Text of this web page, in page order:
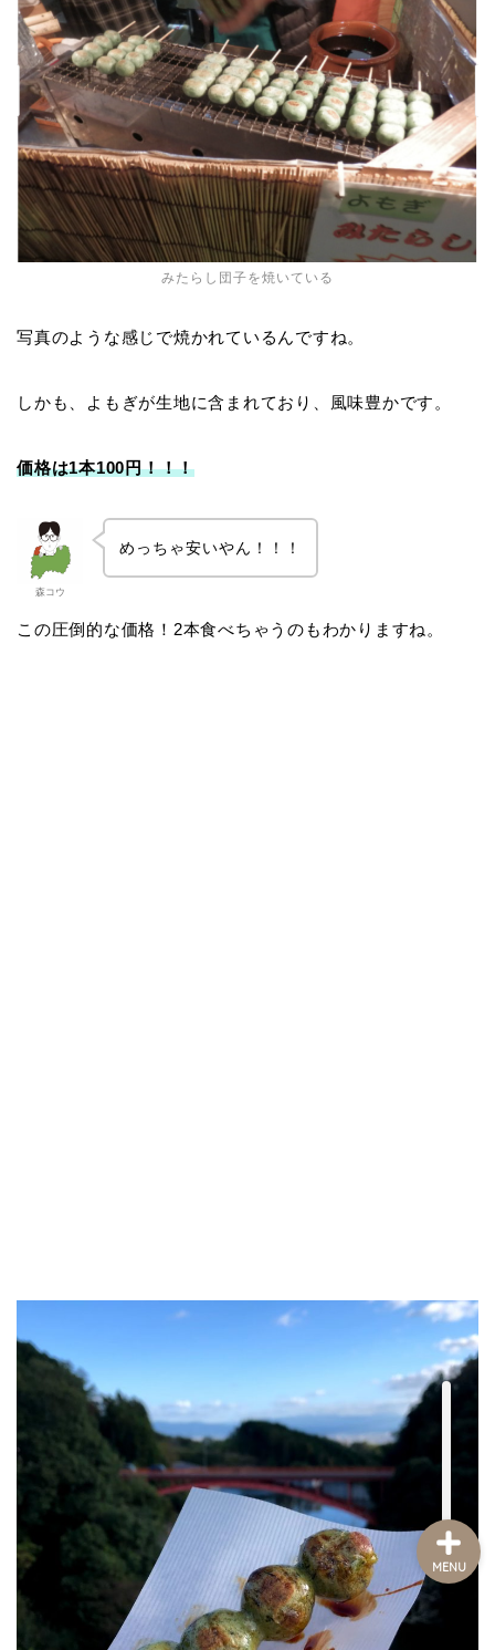
みたらし団子を焼いている
写真のような感じで焼かれているんですね。
しかも、よもぎが生地に含まれており、風味豊かです。
価格は1本100円！！！
森コウ
めっちゃ安いやん！！！
この圧倒的な価格！2本食べちゃうのもわかりますね。
MENU
お問い合わせ